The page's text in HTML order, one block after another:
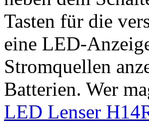
Tasten für die
eine LED-
Stromquellen
Batterien. Wer
LED Lenser